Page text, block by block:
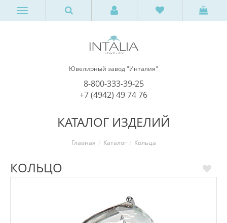
Ювелирный завод "Инталия"
8-800-333-39-25
+7 (4942) 49 74 76
КАТАЛОГ ИЗДЕЛИЙ
Главная Каталог Кольца
КОЛЬЦО